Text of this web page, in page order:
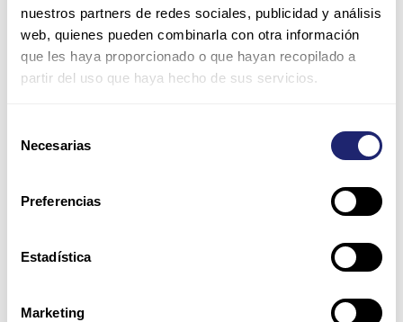
nuestros partners de redes sociales, publicidad y análisis
web, quienes pueden combinarla con otra información
que les haya proporcionado o que hayan recopilado a
partir del uso que haya hecho de sus servicios.
Necesarias
Preferencias
Estadística
Marketing
Todos los productos
Hynix 8GB DDR3-1333 RDIMM ECC LV Enterprise
(HMT31GR7CFR4A-H9)